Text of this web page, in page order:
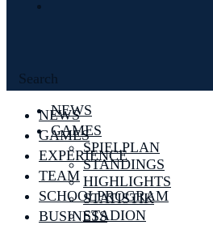
Search
NEWS
GAMES
SPIELPLAN
STANDINGS
HIGHLIGHTS
STATISTIK
STADION
NEWS
GAMES
EXPERIENCE
TEAM
SCHOOLPROGRAM
BUSINESS